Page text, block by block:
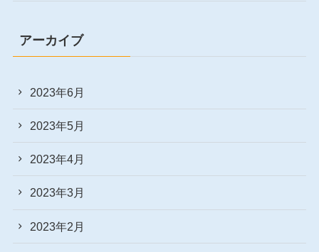
アーカイブ
2023年6月
2023年5月
2023年4月
2023年3月
2023年2月